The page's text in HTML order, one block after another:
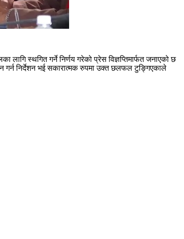
स्थगित गर्ने निर्णय गरेको प्रेस विज्ञप्तिमार्फत जनाएको छ
गर्न निर्देशन भई सकारात्मक रुपमा उक्त छलफल टुङ्गिएकाले